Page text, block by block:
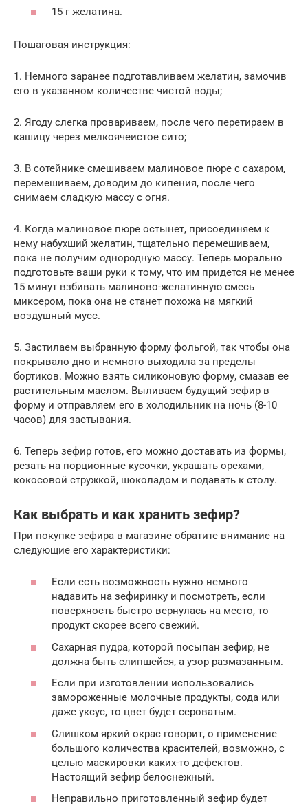
15 г желатина.
Пошаговая инструкция:
1. Немного заранее подготавливаем желатин, замочив
его в указанном количестве чистой воды;
2. Ягоду слегка провариваем, после чего перетираем в
кашицу через мелкоячеистое сито;
3. В сотейнике смешиваем малиновое пюре с сахаром,
перемешиваем, доводим до кипения, после чего
снимаем сладкую массу с огня.
4. Когда малиновое пюре остынет, присоединяем к
нему набухший желатин, тщательно перемешиваем,
пока не получим однородную массу. Теперь морально
подготовьте ваши руки к тому, что им придется не менее
15 минут взбивать малиново-желатинную смесь
миксером, пока она не станет похожа на мягкий
воздушный мусс.
5. Застилаем выбранную форму фольгой, так чтобы она
покрывало дно и немного выходила за пределы
бортиков. Можно взять силиконовую форму, смазав ее
растительным маслом. Выливаем будущий зефир в
форму и отправляем его в холодильник на ночь (8-10
часов) для застывания.
6. Теперь зефир готов, его можно доставать из формы,
резать на порционные кусочки, украшать орехами,
кокосовой стружкой, шоколадом и подавать к столу.
Как выбрать и как хранить зефир?
При покупке зефира в магазине обратите внимание на
следующие его характеристики:
Если есть возможность нужно немного
надавить на зефиринку и посмотреть, если
поверхность быстро вернулась на место, то
продукт скорее всего свежий.
Сахарная пудра, которой посыпан зефир, не
должна быть слипшейся, а узор размазанным.
Если при изготовлении использовались
замороженные молочные продукты, сода или
даже уксус, то цвет будет сероватым.
Слишком яркий окрас говорит, о применение
большого количества красителей, возможно, с
целью маскировки каких-то дефектов.
Настоящий зефир белоснежный.
Неправильно приготовленный зефир будет